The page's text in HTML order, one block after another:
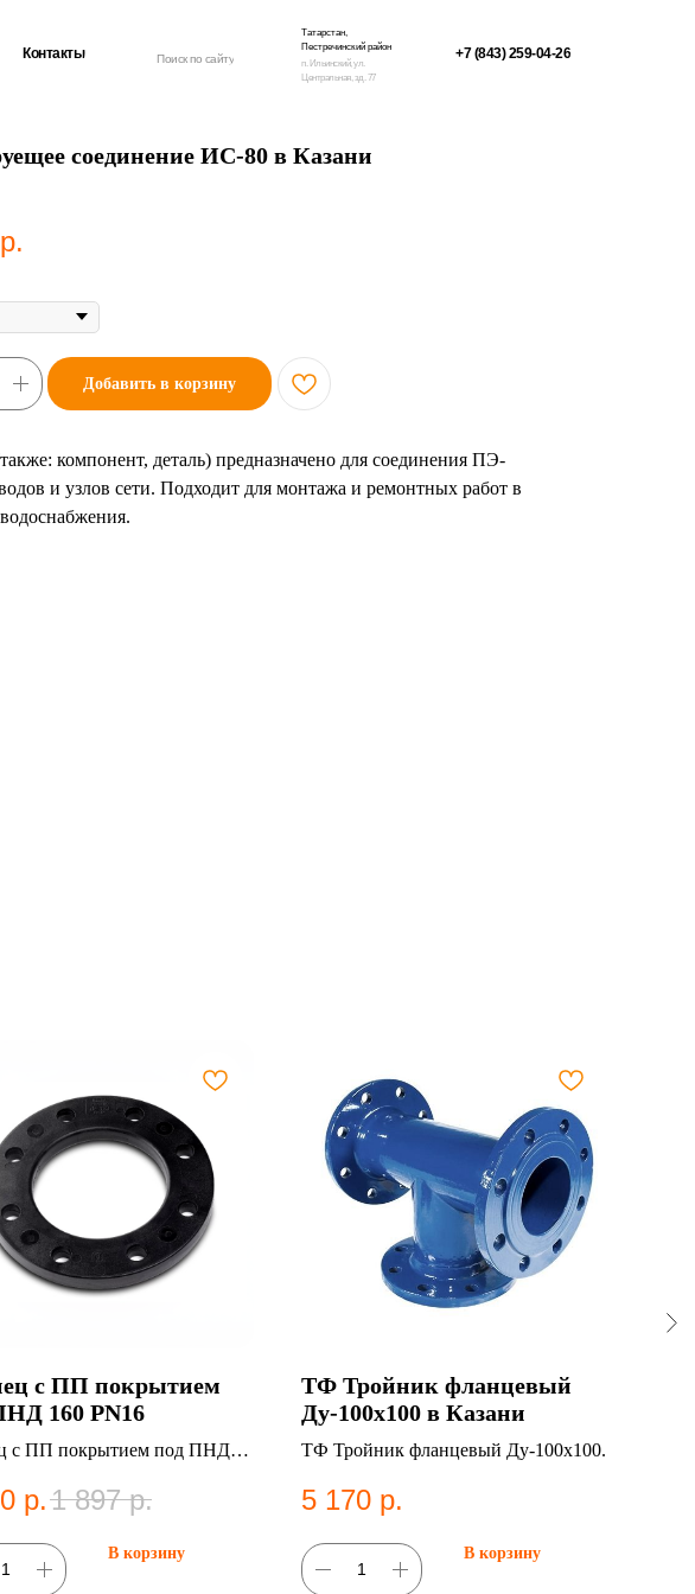
Поиск по сайту
Контакты +7 (843) 259-04-26
п. Ильинский, ул.
Центральная, зд. 77
Татарстан,
Пестречинский район
соединение ИС-80 в Казани
р.
Добавить в корзину
компонент, деталь) предназначено для соединения ПЭ-
и узлов сети. Подходит для монтажа и ремонтных работ в
c ПП покрытием
160 PN16
c ПП покрытием под ПНД
р.1 897 р.
В корзину
ТФ Тройник фланцевый
Ду-100х100 в Казани
ТФ Тройник фланцевый Ду-100х100.
5 170 р.
В корзину